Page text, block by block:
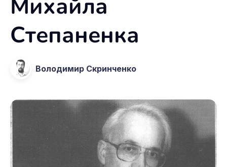
Михайла
Степаненка
Володимир Скринченко